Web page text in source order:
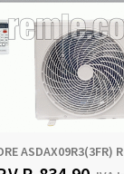
ASDAX09R3(3FR)